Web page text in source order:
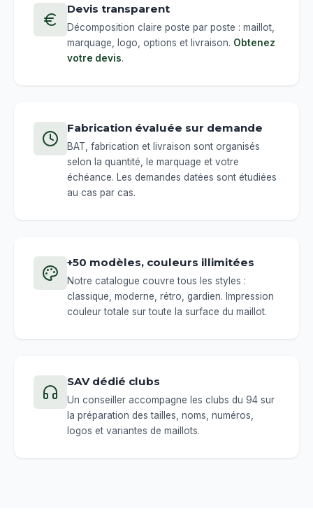
Devis transparent
Décomposition claire poste par poste : maillot,
marquage, logo, options et livraison. Obtenez
votre devis.
Fabrication évaluée sur demande
BAT, fabrication et livraison sont organisés
selon la quantité, le marquage et votre
échéance. Les demandes datées sont étudiées
au cas par cas.
+50 modèles, couleurs illimitées
Notre catalogue couvre tous les styles :
classique, moderne, rétro, gardien. Impression
couleur totale sur toute la surface du maillot.
SAV dédié clubs
Un conseiller accompagne les clubs du 94 sur
la préparation des tailles, noms, numéros,
logos et variantes de maillots.